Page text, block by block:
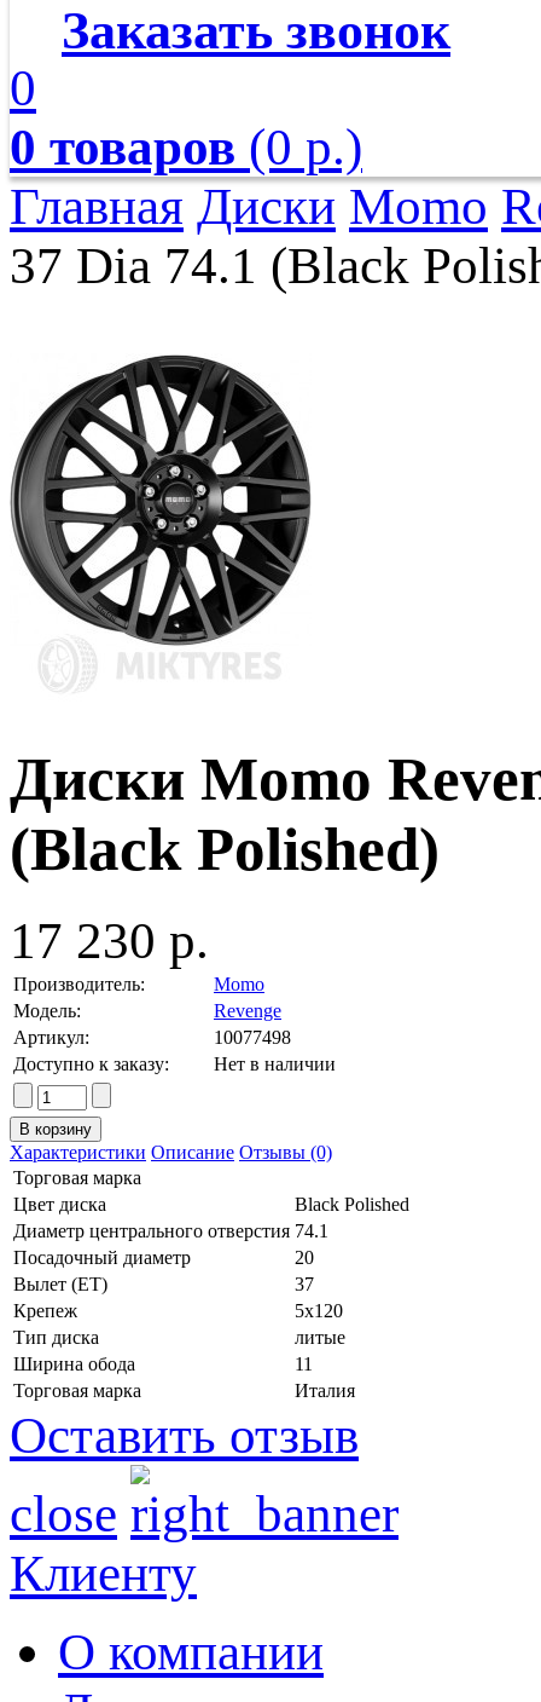
Заказать звонок
0
0 товаров (0 р.)
Главная Диски Momo
37 Dia 74.1 (Black
Диски Momo
(Black Polished)
17 230 р.
Производитель:
Momo
Модель:
Revenge
Артикул:
10077498
Доступно к заказу:
Нет в наличии
Характеристики Описание Отзывы (0)
Торговая марка
Цвет диска
Black Polished
Диаметр центрального отверстия 74.1
Посадочный диаметр
20
Вылет (ET)
37
Крепеж
5x120
Тип диска
литые
Ширина обода
11
Торговая марка
Италия
Оставить отзыв
close
Клиенту
О компании